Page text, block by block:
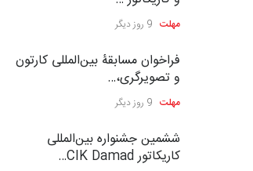
مهلت 9 روز دیگر
فراخوان مسابقۀ بین‌المللی کارتون
و تصویرگری،…
مهلت 9 روز دیگر
ششمین جشنواره بین‌المللی
کاریکاتور CIK Damad…